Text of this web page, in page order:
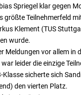
Spriegel klar
größte Teilnehmerfeld
Klement (TUS
wurde.
Meldungen vor allem in
leider die einzige
sicherte sich
den vierten Platz.